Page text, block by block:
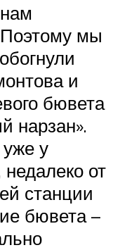
Поэтому мы
и
бювета
нарзан».
у
от
станции
бювета –